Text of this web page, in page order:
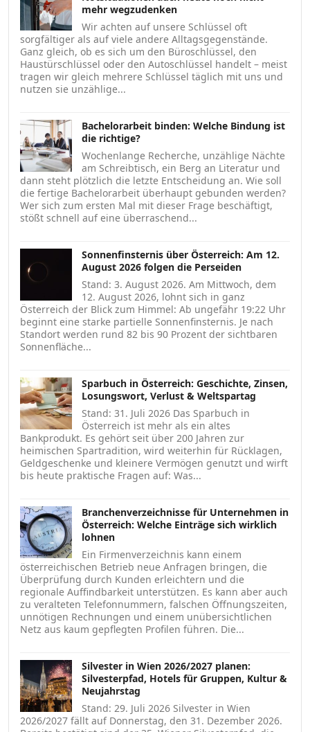
mehr wegzudenken
Wir achten auf unsere Schlüssel oft
sorgfältiger als auf viele andere Alltagsgegenstände.
Ganz gleich, ob es sich um den Büroschlüssel, den
Haustürschlüssel oder den Autoschlüssel handelt – meist
tragen wir gleich mehrere Schlüssel täglich mit uns und
nutzen sie unzählige...
Bachelorarbeit binden: Welche Bindung ist
die richtige?
Wochenlange Recherche, unzählige Nächte
am Schreibtisch, ein Berg an Literatur und
dann steht plötzlich die letzte Entscheidung an. Wie soll
die fertige Bachelorarbeit überhaupt gebunden werden?
Wer sich zum ersten Mal mit dieser Frage beschäftigt,
stößt schnell auf eine überraschend...
Sonnenfinsternis über Österreich: Am 12.
August 2026 folgen die Perseiden
Stand: 3. August 2026. Am Mittwoch, dem
12. August 2026, lohnt sich in ganz
Österreich der Blick zum Himmel: Ab ungefähr 19:22 Uhr
beginnt eine starke partielle Sonnenfinsternis. Je nach
Standort werden rund 82 bis 90 Prozent der sichtbaren
Sonnenfläche...
Sparbuch in Österreich: Geschichte, Zinsen,
Losungswort, Verlust & Weltspartag
Stand: 31. Juli 2026 Das Sparbuch in
Österreich ist mehr als ein altes
Bankprodukt. Es gehört seit über 200 Jahren zur
heimischen Spartradition, wird weiterhin für Rücklagen,
Geldgeschenke und kleinere Vermögen genutzt und wirft
bis heute praktische Fragen auf: Was...
Branchenverzeichnisse für Unternehmen in
Österreich: Welche Einträge sich wirklich
lohnen
Ein Firmenverzeichnis kann einem
österreichischen Betrieb neue Anfragen bringen, die
Überprüfung durch Kunden erleichtern und die
regionale Auffindbarkeit unterstützen. Es kann aber auch
zu veralteten Telefonnummern, falschen Öffnungszeiten,
unnötigen Rechnungen und einem unübersichtlichen
Netz aus kaum gepflegten Profilen führen. Die...
Silvester in Wien 2026/2027 planen:
Silvesterpfad, Hotels für Gruppen, Kultur &
Neujahrstag
Stand: 29. Juli 2026 Silvester in Wien
2026/2027 fällt auf Donnerstag, den 31. Dezember 2026.